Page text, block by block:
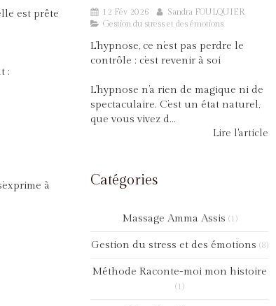
est prête
:
à
12 Fév 2026
Sandra FOULQUIER
Gestion du stress et des émotions
L’hypnose, ce n’est pas perdre le
contrôle : c’est revenir à soi
L’hypnose n’a rien de magique ni de
spectaculaire. C’est un état naturel,
que vous vivez d...
Lire l'article
Catégories
Massage Amma Assis (1)
Gestion du stress et des émotions (8)
Méthode Raconte-moi mon histoire
(1)